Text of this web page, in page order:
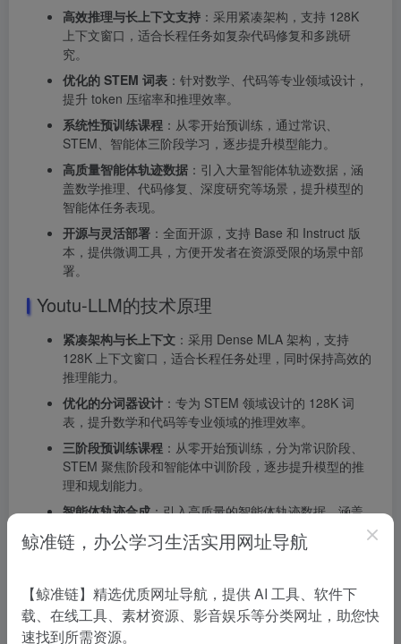
高效推理与长上下文支持 ：采用紧凑架构，支持 128K
上下文窗口，适合长程任务如复杂代码修复和多跳研
究。
优化的 STEM 词表 ：针对数学、代码等专业领域设计，
提升 token 压缩率和推理效率。
系统性预训练课程 ：从零开始预训练，通过常识、
STEM、智能体三阶段学习，逐步提升模型能力。
高质量智能体轨迹数据 ：引入大量智能体轨迹数据，涵
盖数学推理、代码修复、深度研究等场景，提升模型的
智能体任务表现。
开源与灵活部署 ：全面开源，支持 Base 和 Instruct 版
本，提供微调工具，方便开发者在资源受限的场景中部
署。
Youtu-LLM的技术原理
紧凑架构与长上下文 ：采用 Dense MLA 架构，支持
128K 上下文窗口，适合长程任务处理，同时保持高效的
推理能力。
优化的分词器设计 ：专为 STEM 领域设计的 128K 词
表，提升数学和代码等专业领域的推理效率。
三阶段预训练课程 ：从零开始预训练，分为常识阶段、
STEM 聚焦阶段和智能体中训阶段，逐步提升模型的推
理和规划能力。
智能体轨迹合成：引入高质量的智能体轨迹数据，涵盖
数学推理、代码修复、深度研究等场景，强化模型的智
能体任务表现。
式训练，让模型内化规划、执行、反思等能力，实现轻
量但原生智能。
鲸准链，办公学习生活实用网址导航
【鲸准链】精选优质网址导航，提供 AI 工具、软件下
载、在线工具、素材资源、影音娱乐等分类网址，助您快
速找到所需资源。